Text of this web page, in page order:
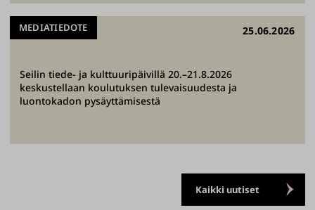
Seilin tiede- ja kulttuuripäivillä 20.–21.8.2026
keskustellaan koulutuksen tulevaisuudesta ja
luontokadon pysäyttämisestä
MEDIATIEDOTE 25.06.2026
Kaikki uutiset